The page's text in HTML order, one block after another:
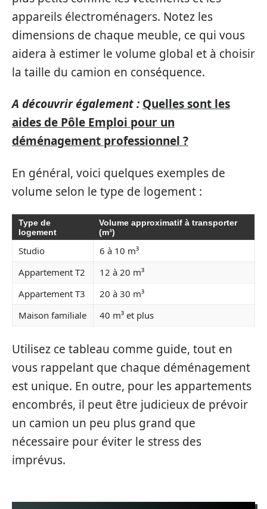
appareils électroménagers. Notez les
dimensions de chaque meuble, ce qui vous
aidera à estimer le volume global et à choisir
la taille du camion en conséquence.
A découvrir également : Quelles sont les
aides de Pôle Emploi pour un
déménagement professionnel ?
En général, voici quelques exemples de
volume selon le type de logement :
Type de
logement
Volume approximatif à transporter
(m³)
Studio
6 à 10 m³
Appartement T2
12 à 20 m³
Appartement T3
20 à 30 m³
Maison familiale
40 m³ et plus
Utilisez ce tableau comme guide, tout en
vous rappelant que chaque déménagement
est unique. En outre, pour les appartements
encombrés, il peut être judicieux de prévoir
un camion un peu plus grand que
nécessaire pour éviter le stress des
imprévus.